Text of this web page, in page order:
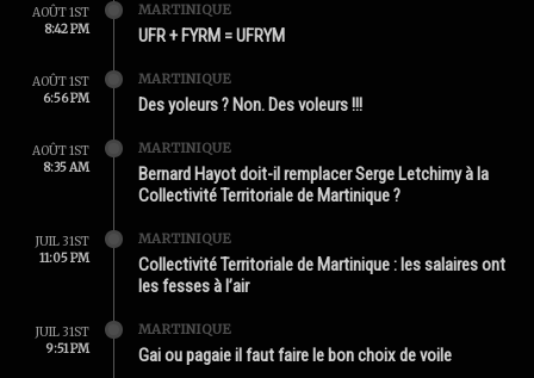
AOÛT 1ST
8:42 PM
MARTINIQUE
UFR + FYRM = UFRYM
AOÛT 1ST
6:56 PM
MARTINIQUE
Des yoleurs ? Non. Des voleurs !!!
AOÛT 1ST
8:35 AM
MARTINIQUE
Bernard Hayot doit-il remplacer Serge Letchimy à la
Collectivité Territoriale de Martinique ?
JUIL 31ST
11:05 PM
MARTINIQUE
Collectivité Territoriale de Martinique : les salaires ont
les fesses à l’air
JUIL 31ST
9:51 PM
MARTINIQUE
Gai ou pagaie il faut faire le bon choix de voile